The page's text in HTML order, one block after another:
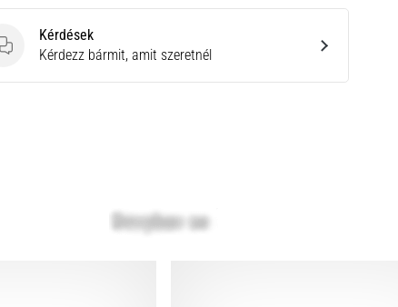
Kérdések
Kérdések
Kérdezz bármit, amit szeretnél